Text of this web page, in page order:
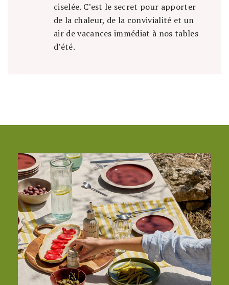
ciselée. C’est le secret pour apporter
de la chaleur, de la convivialité et un
air de vacances immédiat à nos tables
d’été.